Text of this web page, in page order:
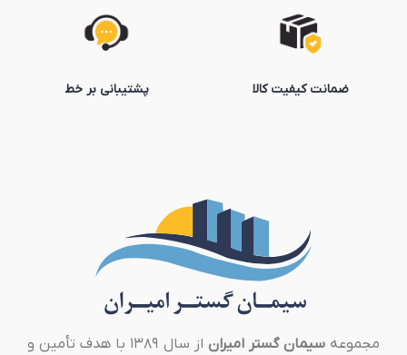
ضمانت کیفیت کالا پشتیبانی بر خط
مجموعهسیمان گستر امیران
از سال ۱۳۸۹ با هدف تأمین و